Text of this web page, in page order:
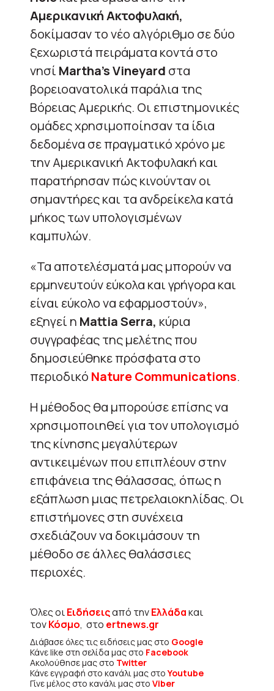
Αμερικανική Ακτοφυλακή,
δοκίμασαν το νέο αλγόριθμο σε δύο
ξεχωριστά πειράματα κοντά στο
νησί Martha’s Vineyard στα
βορειοανατολικά παράλια της
Βόρειας Αμερικής. Οι επιστημονικές
ομάδες χρησιμοποίησαν τα ίδια
δεδομένα σε πραγματικό χρόνο με
την Αμερικανική Ακτοφυλακή και
παρατήρησαν πώς κινούνταν οι
σημαντήρες και τα ανδρείκελα κατά
μήκος των υπολογισμένων
καμπυλών.
«Τα αποτελέσματά μας μπορούν να
ερμηνευτούν εύκολα και γρήγορα και
είναι εύκολο να εφαρμοστούν», ​​
εξηγεί η Mattia Serra, κύρια
συγγραφέας της μελέτης που
δημοσιεύθηκε πρόσφατα στο
περιοδικό NatureCommunications.
Η μέθοδος θα μπορούσε επίσης να
χρησιμοποιηθεί για τον υπολογισμό
της κίνησης μεγαλύτερων
αντικειμένων που επιπλέουν στην
επιφάνεια της θάλασσας, όπως η
εξάπλωση μιας πετρελαιοκηλίδας. Οι
επιστήμονες στη συνέχεια
σχεδιάζουν να δοκιμάσουν τη
μέθοδο σε άλλες θαλάσσιες
περιοχές.
Όλες οιΕιδήσειςαπό τηνΕλλάδακαι
τονΚόσμο, στο ertnews.gr
Διάβασε όλες τις ειδήσεις μας στο Google
Κάνε like στη σελίδα μας στο Facebook
Ακολούθησε μας στο Twitter
Κάνε εγγραφή στο κανάλι μας στοYoutube
Γίνε μέλος στο κανάλι μας στο Viber